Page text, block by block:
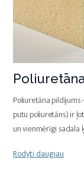
Poliuretāna pildījums
putu poliuretāns) ir
un vienmērīgi sadala
Rodyti daugiau